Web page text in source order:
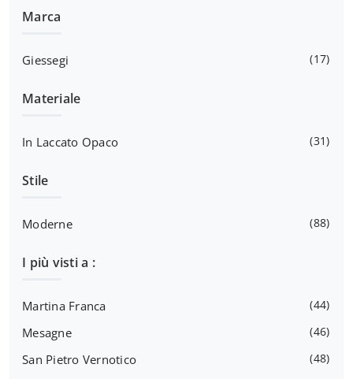
Marca
Giessegi 17
Materiale
In Laccato Opaco 31
Stile
Moderne 88
I più visti a :
Martina Franca 44
Mesagne 46
San Pietro Vernotico 48